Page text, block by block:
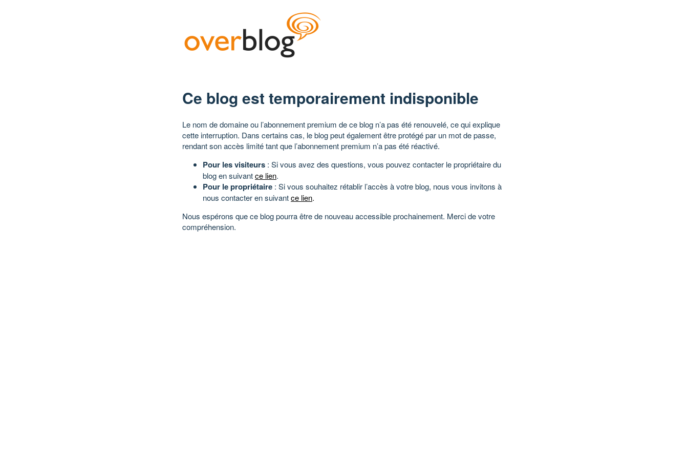
Ce blog est temporairement indisponible
Le nom de domaine ou l’abonnement premium de ce blog n’a pas été renouvelé, ce qui explique
cette interruption. Dans certains cas, le blog peut également être protégé par un mot de passe,
rendant son accès limité tant que l’abonnement premium n’a pas été réactivé.
Pour les visiteurs : Si vous avez des questions, vous pouvez contacter le propriétaire du
blog en suivantce lien.
Pour le propriétaire : Si vous souhaitez rétablir l’accès à votre blog, nous vous invitons à
nous contacter en suivantce lien.
Nous espérons que ce blog pourra être de nouveau accessible prochainement. Merci de votre
compréhension.